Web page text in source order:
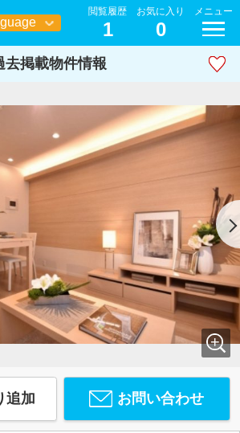
本語
閲覧履歴
1
お気に入り
0
メニュー
去掲載物件情報
追加 お問い合わせ